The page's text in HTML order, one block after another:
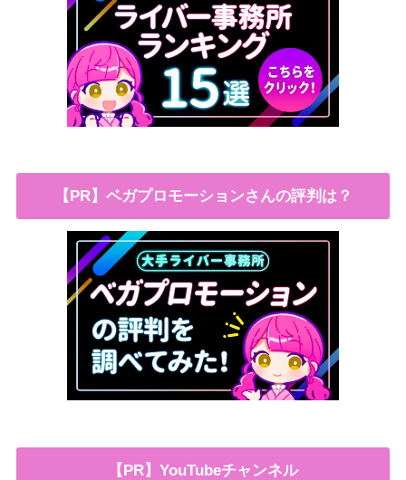
【PR】ベガプロモーションさんの評判は？
【PR】YouTubeチャンネル